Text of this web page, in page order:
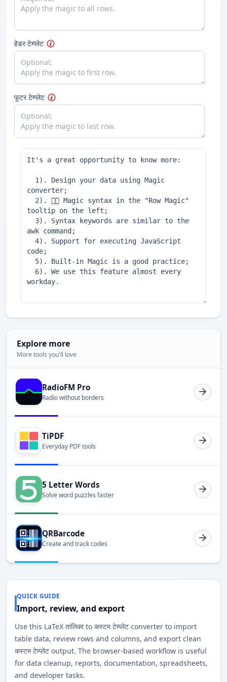
हेडर टेम्प्लेट
फूटर टेम्प्लेट
Explore more
More tools you'll love
RadioFM Pro
Radio without borders
TiPDF
Everyday PDF tools
5 Letter Words
Solve word puzzles faster
QRBarcode
Create and track codes
QUICK GUIDE
Import, review, and export
Use this LaTeX तालिका to कस्टम टेम्प्लेट converter to import
table data, review rows and columns, and export clean
कस्टम टेम्प्लेट output. The browser-based workflow is useful
for data cleanup, reports, documentation, spreadsheets,
and developer tasks.